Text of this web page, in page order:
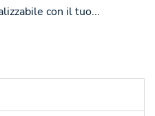
con il tuo...